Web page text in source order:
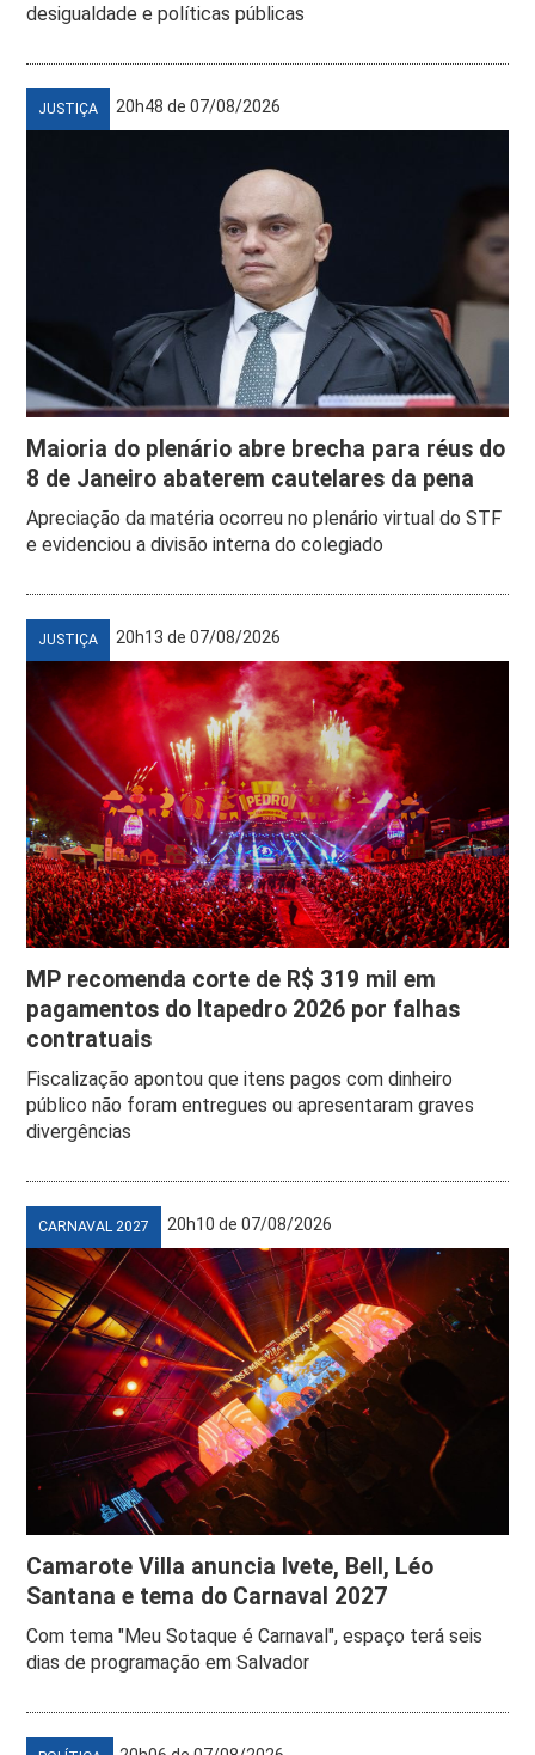
desigualdade e políticas públicas
JUSTIÇA 20h48 de 07/08/2026
Maioria do plenário abre brecha para réus do
8 de Janeiro abaterem cautelares da pena
Apreciação da matéria ocorreu no plenário virtual do STF
e evidenciou a divisão interna do colegiado
JUSTIÇA 20h13 de 07/08/2026
MP recomenda corte de R$ 319 mil em
pagamentos do Itapedro 2026 por falhas
contratuais
Fiscalização apontou que itens pagos com dinheiro
público não foram entregues ou apresentaram graves
divergências
CARNAVAL 2027 20h10 de 07/08/2026
Camarote Villa anuncia Ivete, Bell, Léo
Santana e tema do Carnaval 2027
Com tema "Meu Sotaque é Carnaval", espaço terá seis
dias de programação em Salvador